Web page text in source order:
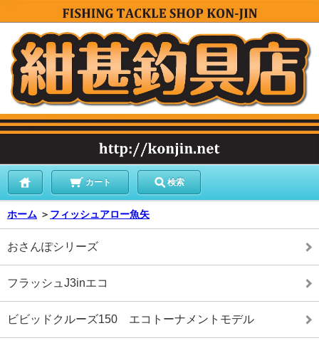
カート 検索
ホーム ＞ フィッシュアロー魚矢
おさんぽシリーズ
フラッシュJ3inエコ
ビビッドクルーズ150 エコトーナメントモデル